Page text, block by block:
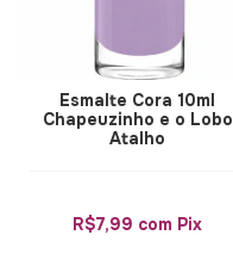
Esmalte Cora 10ml
Chapeuzinho e o Lobo
Atalho
R$7,99 com Pix